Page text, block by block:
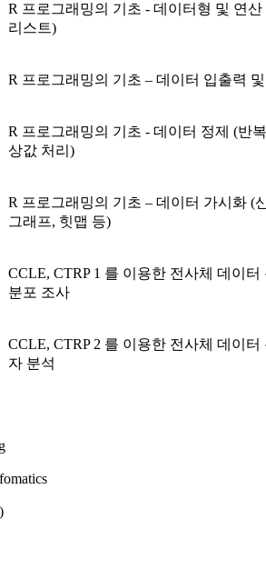
R 프로그래밍의 기초 - 데이터형 및 연
리스트)
R 프로그래밍의 기초 – 데이터 입출력
R 프로그래밍의 기초 - 데이터 정제 (반
상값 처리)
R 프로그래밍의 기초 – 데이터 가시화 (
그래프, 힛맵 등)
CCLE, CTRP 1 를 이용한 전사체 데이
분포 조사
CCLE, CTRP 2 를 이용한 전사체 데이
자 분석